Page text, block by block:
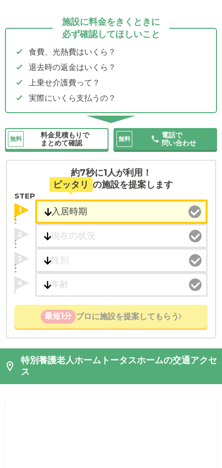
施設に料金をきくときに
必ず確認してほしいこと
食費、光熱費はいくら？
退去時の返金はいくら？
上乗せ介護費って？
実際にいくら支払うの？
無料
料金見積もりで
まとめて確認
無料
電話で
問い合わせ
約7秒に1人が利用！
ピッタリ の施設を提案します
STEP
1
2
3
4
最短1分 プロに施設を提案してもらう
特別養護老人ホームトータスホームの交通アクセ
ス